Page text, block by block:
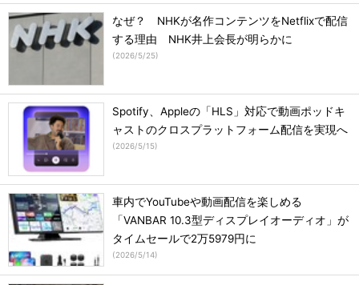
なぜ？ NHKが名作コンテンツをNetflixで配信
する理由 NHK井上会長が明らかに
(2026/5/25)
Spotify、Appleの「HLS」対応で動画ポッドキ
ャストのクロスプラットフォーム配信を実現へ
(2026/5/15)
車内でYouTubeや動画配信を楽しめる
「VANBAR 10.3型ディスプレイオーディオ」が
タイムセールで2万5979円に
(2026/5/14)